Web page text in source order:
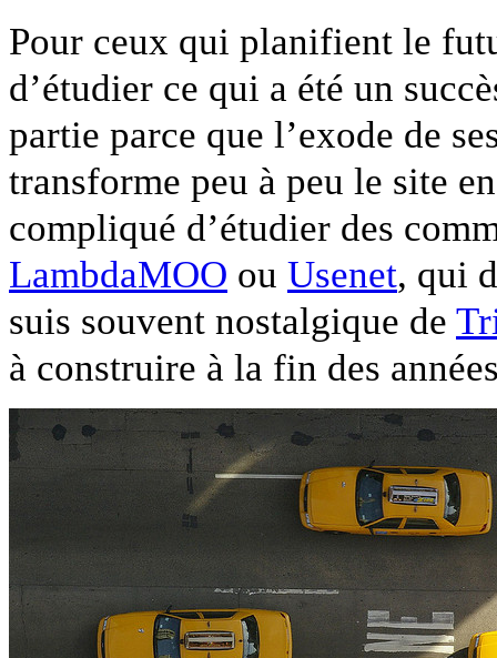
Pour ceux qui planifient le
d’étudier ce qui a été un
partie parce que l’exode de
transforme peu à peu le site
compliqué d’étudier des
LambdaMOO ou Usenet, qui
suis souvent nostalgique de
à construire à la fin des